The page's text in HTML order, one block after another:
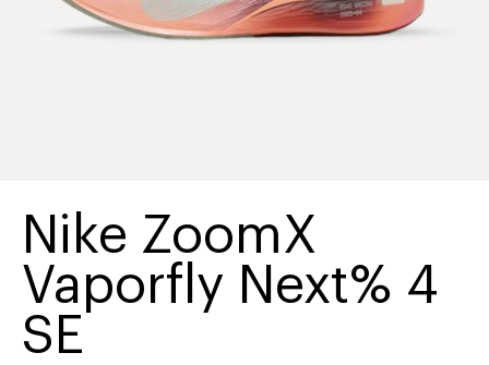
Nike ZoomX
Vaporfly Next% 4
SE